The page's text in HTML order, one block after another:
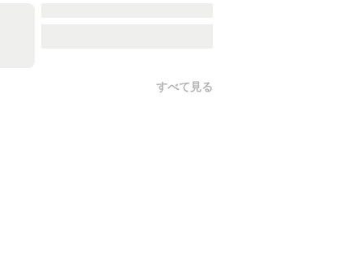
すべて見る